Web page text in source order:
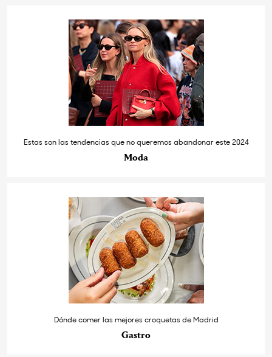
Estas son las tendencias que no queremos abandonar este 2024
Moda
Dónde comer las mejores croquetas de Madrid
Gastro